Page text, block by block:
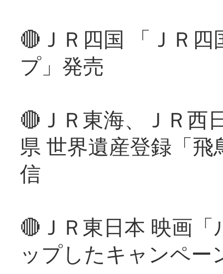
🔴ＪＲ四国 「ＪＲ
プ」発売
🔴ＪＲ東海、ＪＲ西
県 世界遺産登録「
信
🔴ＪＲ東日本 映画
ップしたキャンペー